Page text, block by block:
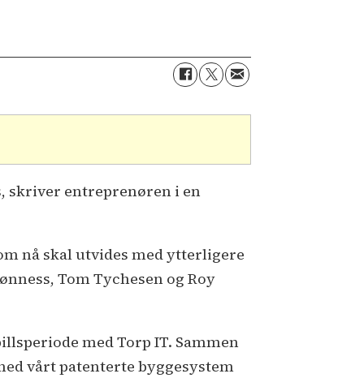
skriver entreprenøren i en
nå skal utvides med ytterligere
Tom Tychesen og Roy
med Torp IT. Sammen
vårt patenterte byggesystem